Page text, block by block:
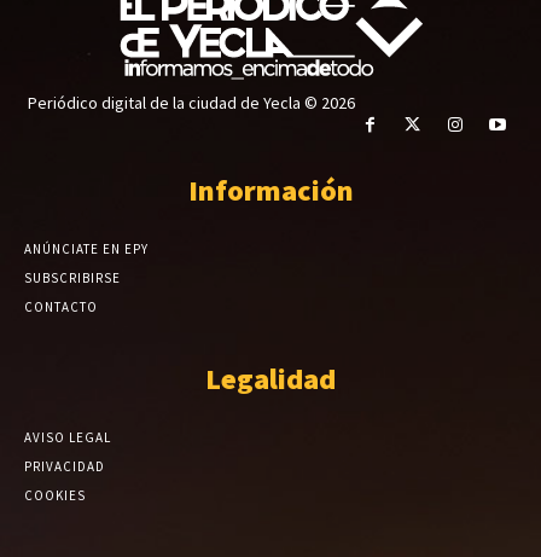
Periódico digital de la ciudad de Yecla © 2026
Información
ANÚNCIATE EN EPY
SUBSCRIBIRSE
CONTACTO
Legalidad
AVISO LEGAL
PRIVACIDAD
COOKIES